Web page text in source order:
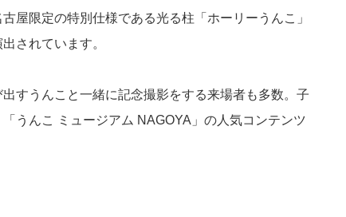
屋限定の特別仕様である光る柱「ホーリーうんこ」
されています。
すうんこと一緒に記念撮影をする来場者も多数。子
うんこ ミュージアム NAGOYA」の人気コンテンツ